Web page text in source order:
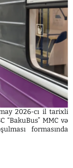
2026-cı il tarixli
“BakuBus” MMC və
formasında